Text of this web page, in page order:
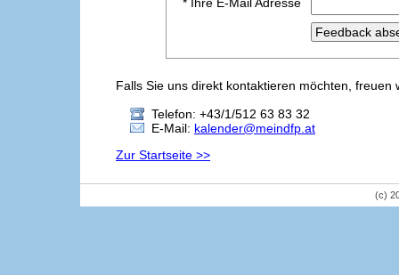
Falls Sie uns direkt kontaktieren möchten,
Telefon: +43/1/512 63 83 32
E-Mail: kalender@meindfp.at
Zur Startseite >>
(c)